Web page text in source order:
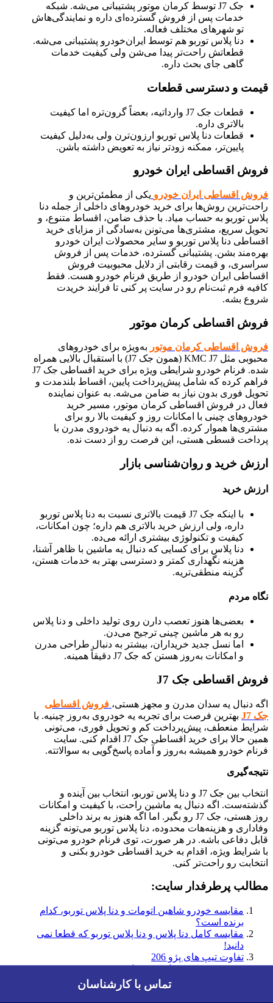
جک J7 توسط کرمان موتور پشتیبانی می‌شه. شبکه
خدمات پس از فروش گسترده‌ای داره و نمایندگی‌هاش
تو شهرهای مختلف فعاله.
دنا پلاس توربو هم توسط ایران‌خودرو پشتیبانی می‌شه.
قطعاتش راحت‌تر پیدا می‌شن ولی کیفیت خدمات
گاهی جای بحث داره.
قیمت و دسترسی قطعات
قطعات جک J7 وارداتیه، بعضاً گرون‌تره اما کیفیت
بالاتری داره.
قطعات دنا پلاس توربو ارزون‌ترن ولی به‌دلیل کیفیت
پایین‌تر، ممکنه زودتر نیاز به تعویض داشته باشن.
فروش اقساطی ایران خودرو
فروش اقساطی ایران خودرو یکی از مطمئن‌ترین و
راحت‌ترین روش‌ها برای خرید خودروهای داخلی از جمله دنا
پلاس توربو به حساب میاد. با حذف ضامن، اقساط متنوع، و
تحویل سریع، مشتری‌ها می‌تونن به‌سادگی از مزایای خرید
اقساطی دنا پلاس توربو و سایر محصولات ایران خودرو
بهره‌مند بشن. پشتیبانی گسترده، خدمات پس از فروش
سراسری، و قیمت رقابتی از دلایل محبوبیت فروش
اقساطی ایران خودرو از طریق فرنام خودرو هست. فقط
کافیه فرم ثبت‌نام رو در سایت پر کنی تا فرایند خریدت
شروع بشه.
فروش اقساطی کرمان موتور
فروش اقساطی کرمان موتور به‌ویژه برای خودروهای
محبوبی مثل KMC J7 (همون جک J7) با استقبال بالایی همراه
شده. فرنام خودرو شرایطی ویژه برای خرید اقساطی جک J7
فراهم کرده که شامل پیش‌پرداخت پایین، اقساط بلندمدت و
تحویل فوری بدون نیاز به ضامن می‌شه. به عنوان نماینده
فعال در فروش اقساطی کرمان موتور، مسیر خرید
خودروهای چینی با امکانات روز و کیفیت بالا رو برای
مشتری‌ها هموار کرده. اگه به دنبال یه خودروی مدرن با
پرداخت قسطی هستی، این فرصت رو از دست نده.
ارزش خرید و روان‌شناسی بازار
ارزش خرید
با اینکه جک J7 قیمت بالاتری نسبت به دنا پلاس توربو
داره، ولی ارزش خرید بالاتری هم داره؛ چون امکانات،
کیفیت و تکنولوژی بیشتری ارائه می‌ده.
دنا پلاس برای کسایی که دنبال یه ماشین با ظاهر آشنا،
هزینه نگهداری کمتر و دسترسی بهتر به خدمات هستن،
گزینه منطقی‌تریه.
نگاه مردم
بعضی‌ها هنوز تعصب دارن روی تولید داخلی و دنا پلاس
رو به هر ماشین چینی ترجیح می‌دن.
اما نسل جدید خریداران، بیشتر به دنبال طراحی مدرن
و امکانات به‌روز هستن که جک J7 دقیقاً همینه.
فروش اقساطی جک J7
اگه دنبال یه سدان مدرن و مجهز هستی، فروش اقساطی
جک J7
بهترین فرصت برای تجربه یه خودروی به‌روز چینیه. با
شرایط منعطف، پیش‌پرداخت کم و تحویل فوری، می‌تونی
همین حالا برای خرید اقساطی جک J7 اقدام کنی. سایت
فرنام خودرو همیشه به‌روز و آماده پاسخ‌گویی به سوالاتته.
نتیجه‌گیری
انتخاب بین جک J7 و دنا پلاس توربو، انتخاب بین آینده و
گذشته‌ست. اگه دنبال یه ماشین راحت، با کیفیت و امکانات
روز هستی، جک J7 رو بگیر. اما اگه هنوز به برند داخلی
وفاداری و هزینه‌هات محدوده، دنا پلاس توربو می‌تونه گزینه
قابل دفاعی باشه. در هر صورت، توی فرنام خودرو می‌تونی
با شرایط ویژه، اقدام به خرید اقساطی خودرو بکنی و
انتخابت رو راحت‌تر کنی.
مطالب پرطرفدار سایت:
مقایسه خودرو شاهین اتومات و دنا پلاس توربو، کدام
برنده است؟
مقایسه کامل دنا پلاس و دنا پلاس توربو که قطعا نمی
دانید!
بررسی تخصصی جک S5 و جک S3 (قدرت، مصرف
سوخت و امکانات)تماس با کارشناسان
تماس با کارشناسان